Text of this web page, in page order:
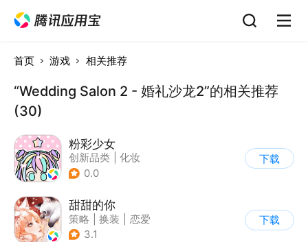
首页 游戏 相关推荐
“Wedding Salon 2 - 婚礼沙龙2”的相关推荐
(30)
粉彩少女
创新品类
化妆
| 女性向
0.0
下载
甜甜的你
策略 换装
恋爱
| 乙女
3.1
下载